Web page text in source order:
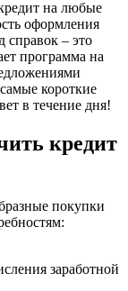
на любые
оформления
справок – это
программа на
короткие
в течение дня!
кредит
покупки
заработной